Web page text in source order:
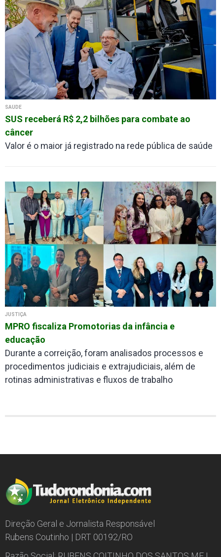
SAÚDE
SUS receberá R$ 2,2 bilhões para combate ao
câncer
Valor é o maior já registrado na rede pública de saúde
JUSTIÇA
MPRO fiscaliza Promotorias da infância e
educação
Durante a correição, foram analisados processos e
procedimentos judiciais e extrajudiciais, além de
rotinas administrativas e fluxos de trabalho
Direção Geral e Jornalista Responsável
Rubens Coutinho | DRT 00192/RO